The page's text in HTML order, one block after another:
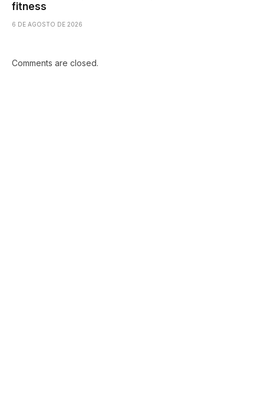
fitness
6 DE AGOSTO DE 2026
Comments are closed.